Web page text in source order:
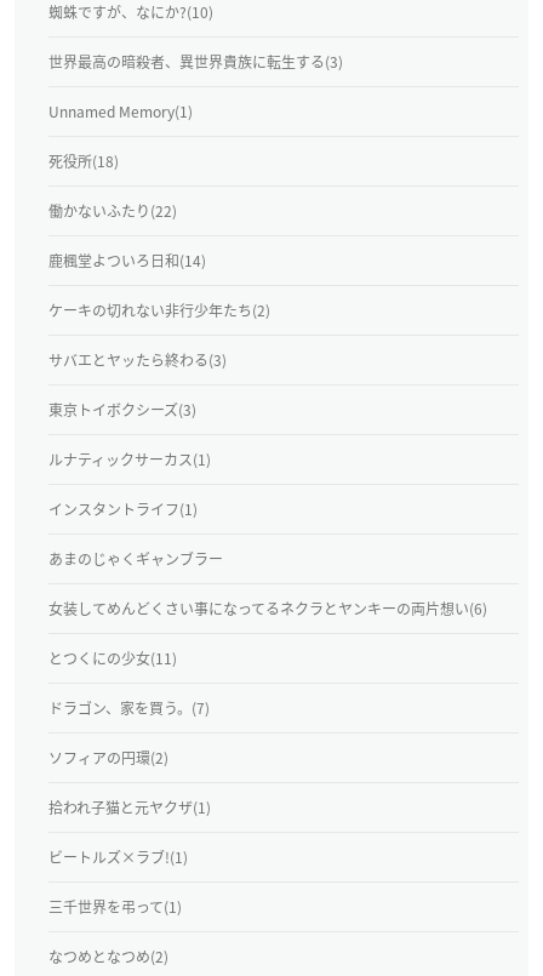
蜘蛛ですが、なにか?(10)
世界最高の暗殺者、異世界貴族に転生する(3)
Unnamed Memory(1)
死役所(18)
働かないふたり(22)
鹿楓堂よついろ日和(14)
ケーキの切れない非行少年たち(2)
サバエとヤッたら終わる(3)
東京トイボクシーズ(3)
ルナティックサーカス(1)
インスタントライフ(1)
あまのじゃくギャンブラー
女装してめんどくさい事になってるネクラとヤンキーの両片想い(6)
とつくにの少女(11)
ドラゴン、家を買う。(7)
ソフィアの円環(2)
拾われ子猫と元ヤクザ(1)
ビートルズ×ラブ!(1)
三千世界を弔って(1)
なつめとなつめ(2)